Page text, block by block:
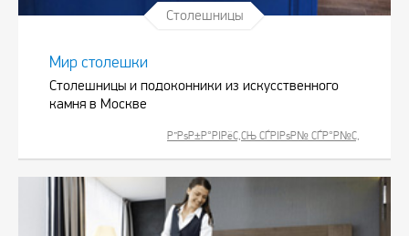
Столешницы
Мир столешки
Столешницы и подоконники из искусственного
камня в Москве
Р”РѕР±Р°РІРёС‚СЊ СЃРІРѕР№ СЃР°Р№С‚